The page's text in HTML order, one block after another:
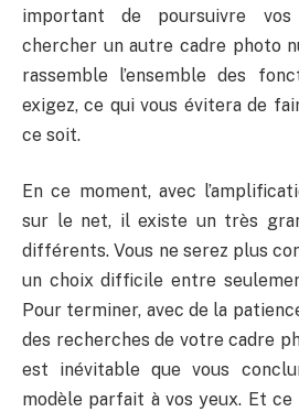
important de poursuivre
chercher un autre cadre photo
rassemble l’ensemble des
exigez, ce qui vous évitera de
ce soit.
En ce moment, avec
sur le net, il existe un très
différents. Vous ne serez plus
un choix difficile entre
Pour terminer, avec de la
des recherches de votre cadre
est inévitable que vous
modèle parfait à vos yeux. Et